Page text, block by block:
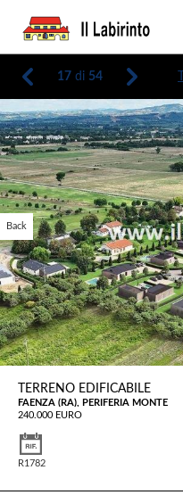
17 di 54
Back
TERRENO EDIFICABILE
FAENZA (RA), PERIFERIA MONTE
240.000 EURO
R1782